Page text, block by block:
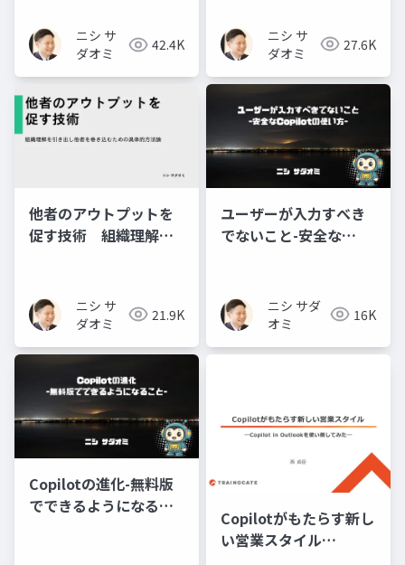
ニシ サ
ダオミ
42.4K
タイル～ニシ サ
ダオミ
27.6K
他者のアウトプットを
促す技術 組織理解を
ニシ サ
ダオミ
21.9K
ユーザーが入力すべき
でないこと-安全な
ニシ サダ
オミ
16K
Copilotの進化-無料版
でできるようになるこ
Copilotがもたらす新し
い営業スタイル